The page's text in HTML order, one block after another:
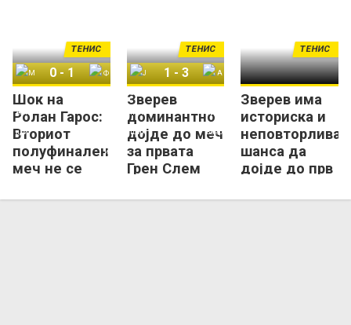
Шок на
Ролан Гарос:
Вториот
полуфинален
меч не се
ТЕНИС
Матео Арналди
0-1
Зверев
доминантно
дојде до меч
за првата
Грен Слем
ТЕНИС
Јакуб Меншик
1-3
Зверев има
историска и
неповторлива
шанса да
дојде до прв
трофеј
ТЕНИС